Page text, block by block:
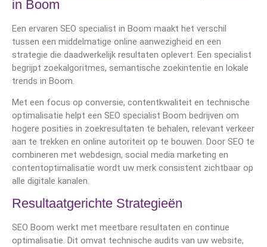
in Boom
Een ervaren SEO specialist in Boom maakt het verschil
tussen een middelmatige online aanwezigheid en een
strategie die daadwerkelijk resultaten oplevert. Een specialist
begrijpt zoekalgoritmes, semantische zoekintentie en lokale
trends in Boom.
Met een focus op conversie, contentkwaliteit en technische
optimalisatie helpt een SEO specialist Boom bedrijven om
hogere posities in zoekresultaten te behalen, relevant verkeer
aan te trekken en online autoriteit op te bouwen. Door SEO te
combineren met webdesign, social media marketing en
contentoptimalisatie wordt uw merk consistent zichtbaar op
alle digitale kanalen.
Resultaatgerichte Strategieën
SEO Boom werkt met meetbare resultaten en continue
optimalisatie. Dit omvat technische audits van uw website,